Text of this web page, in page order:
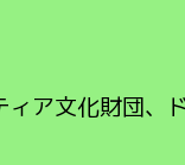
ィア文化財団、